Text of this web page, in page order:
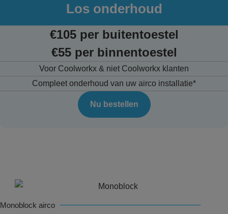
Los onderhoud
€105 per buitentoestel
€55 per binnentoestel
Voor Coolworkx & niet Coolworkx klanten
Compleet onderhoud van uw airco installatie*
Nu bestellen
Monoblock airco